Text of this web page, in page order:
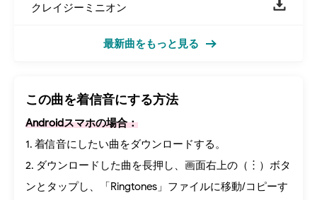
クレイジーミニオン
最新曲をもっと見る
この曲を着信音にする方法
Androidスマホの場合：
1. 着信音にしたい曲をダウンロードする。
2. ダウンロードした曲を長押し、画面右上の（︙）ボタ
ンとタップし、「Ringtones」ファイルに移動/コピーす